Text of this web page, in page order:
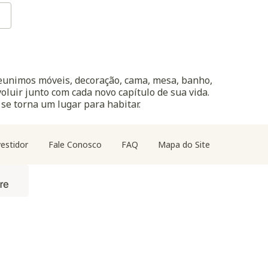
móveis, decoração, cama, mesa, banho,
junto com cada novo capítulo de sua vida.
torna um lugar para habitar.
Fale Conosco FAQ Mapa do Site